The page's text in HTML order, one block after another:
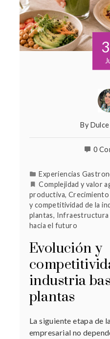
By
0
Experiencias
Complejidad y valor
productiva,
y competitividad de la
plantas, Infraestructura
hacia el futuro
Evolución y
industria
plantas
La siguiente etapa de
empresarial no